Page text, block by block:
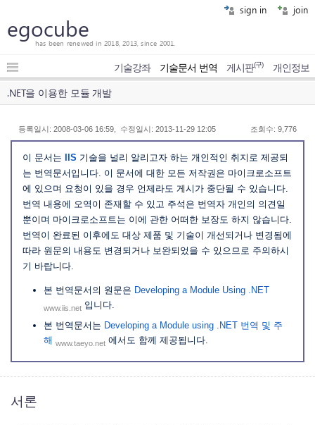
sign in join
egocube
has been renewed in 2018, 2013, since 2001.
기술강좌 기술문서 번역 게시판(구) 개인정보
.NET을 이용한 모듈 개발
등록일시: 2008-03-06 16:59, 수정일시: 2013-11-29 12:05 조회수: 9,776
이 문서는 IIS 기술을 널리 알리고자 하는 개인적인 취지로 제공되
는 번역문서입니다. 이 문서에 대한 모든 저작권은 마이크로소프트
에 있으며 요청이 있을 경우 언제라도 게시가 중단될 수 있습니다.
번역 내용에 오역이 존재할 수 있고 주석은 번역자 개인의 의견일
뿐이며 마이크로소프트는 이에 관한 어떠한 보장도 하지 않습니다.
번역이 완료된 이후에도 대상 제품 및 기술이 개선되거나 변경됨에
따라 원문의 내용도 변경되거나 보완되었을 수 있으므로 주의하시
기 바랍니다.
본 번역문서의 원문은 Developing a Module Using .NET
www.iis.net 입니다.
본 번역문서는 Developing a Module using .NET 번역 및 주
해 www.taeyo.net 에서도 함께 제공됩니다.
서론